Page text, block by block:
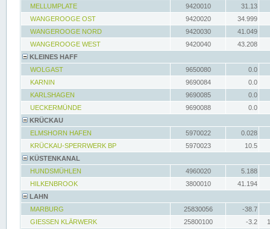
MELLUMPLATE
9420010
31.13
WANGEROOGE OST
9420020
34.999
WANGEROOGE NORD
9420030
41.049
WANGEROOGE WEST
9420040
43.208
KLEINES HAFF
WOLGAST
9650080
0.0
KARNIN
9690084
0.0
KARLSHAGEN
9690085
0.0
UECKERMÜNDE
9690088
0.0
KRÜCKAU
ELMSHORN HAFEN
5970022
0.028
KRÜCKAU-SPERRWERK BP
5970023
10.5
KÜSTENKANAL
HUNDSMÜHLEN
4960020
5.188
HILKENBROOK
3800010
41.194
LAHN
MARBURG
25830056
-38.7
GIESSEN KLÄRWERK
25800100 -3.2